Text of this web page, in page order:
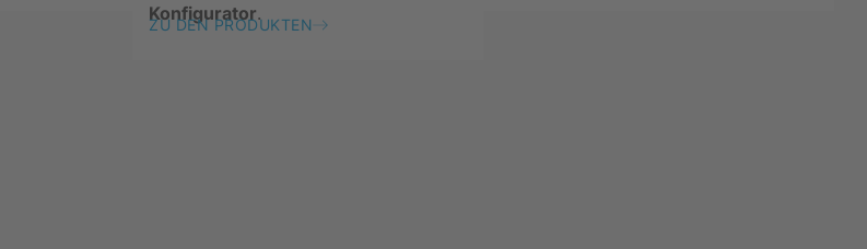
Konfigurator.
ZU DEN PRODUKTEN